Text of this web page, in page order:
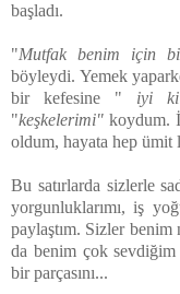
başladı.
"Mutfak benim için
böyleydi. Yemek
bir kefesine " iyi ki
"keşkelerimi" koydum.
oldum, hayata hep ümit
Bu satırlarda sizlerle
yorgunluklarımı, iş
paylaştım. Sizler
da benim çok
bir parçasını...